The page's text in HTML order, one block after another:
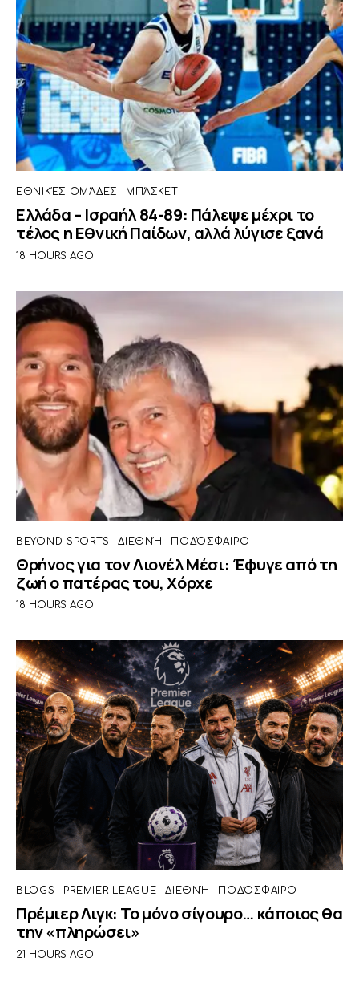
ΕΘΝΙΚΈΣ ΟΜΆΔΕΣ ΜΠΆΣΚΕΤ
Ελλάδα – Ισραήλ 84-89: Πάλεψε μέχρι το
τέλος η Εθνική Παίδων, αλλά λύγισε ξανά
18 HOURS AGO
BEYOND SPORTS ΔΙΕΘΝΉ ΠΟΔΌΣΦΑΙΡΟ
Θρήνος για τον Λιονέλ Μέσι: Έφυγε από τη
ζωή ο πατέρας του, Χόρχε
18 HOURS AGO
BLOGS PREMIER LEAGUE ΔΙΕΘΝΉ ΠΟΔΌΣΦΑΙΡΟ
Πρέμιερ Λιγκ: Το μόνο σίγουρο… κάποιος θα
την «πληρώσει»
21 HOURS AGO